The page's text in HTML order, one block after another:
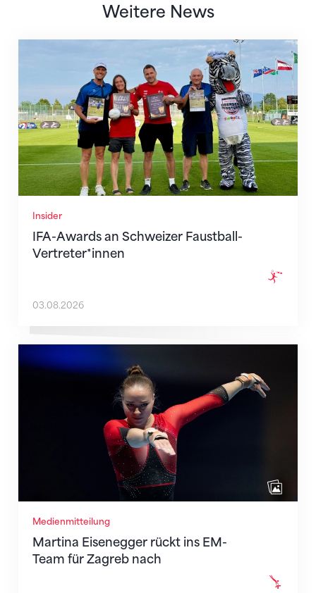
Weitere News
Insider
IFA-Awards an Schweizer Faustball-
Vertreter*innen
IFA-Awards an Schweizer Faustball-Vertreter*innen
03.08.2026
Medienmitteilung
Martina Eisenegger rückt ins EM-
Team für Zagreb nach